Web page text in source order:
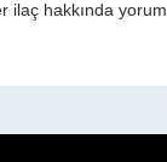
ilaç hakkında yorum